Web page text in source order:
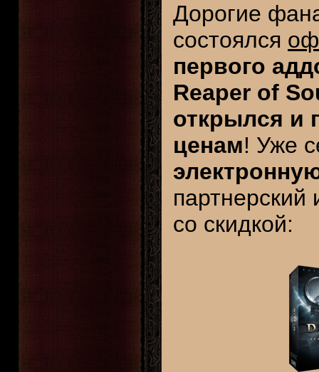
Дорогие
состоялся
первого
Reaper of
открылся и
ценам! Уже
партнерский
со скидкой: